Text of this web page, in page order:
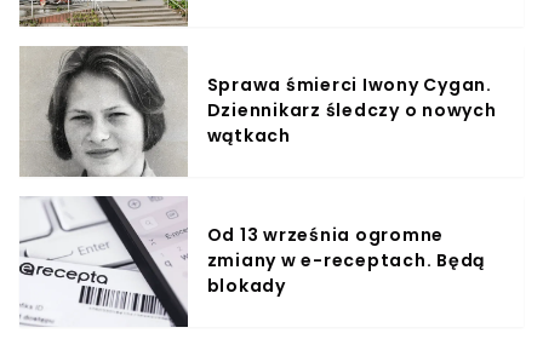
Sprawa śmierci Iwony Cygan.
Dziennikarz śledczy o nowych
wątkach
Od 13 września ogromne
zmiany w e-receptach. Będą
blokady